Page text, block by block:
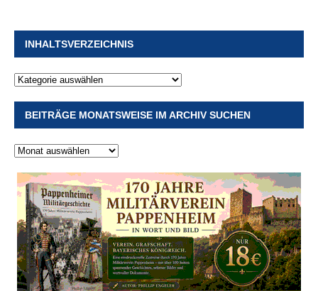
INHALTSVERZEICHNIS
BEITRÄGE MONATSWEISE IM ARCHIV SUCHEN